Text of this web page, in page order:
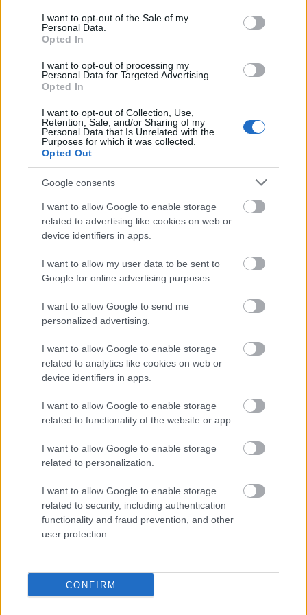
consent section.
I want to opt-out of the Sale of my
Personal Data.
Opted In
I want to opt-out of processing my
Personal Data for Targeted Advertising.
Opted In
I want to opt-out of Collection, Use,
Retention, Sale, and/or Sharing of my
Personal Data that Is Unrelated with the
Purposes for which it was collected.
Opted Out
Google consents
I want to allow Google to enable storage
related to advertising like cookies on web or
device identifiers in apps.
I want to allow my user data to be sent to
Google for online advertising purposes.
I want to allow Google to send me
personalized advertising.
I want to allow Google to enable storage
related to analytics like cookies on web or
device identifiers in apps.
I want to allow Google to enable storage
related to functionality of the website or app.
I want to allow Google to enable storage
related to personalization.
I want to allow Google to enable storage
related to security, including authentication
functionality and fraud prevention, and other
user protection.
CONFIRM
Egy késő középkori segítőszent:
Szent Borbála
nemzetikonyvtar•2021. december 04.
Ki ne emlékezne Jókai Mór Az aranyember című
regényének festői nyitófejezeteiben a Vaskapu
veszedelmein Timár Mihály ügyességének és
találékonyságának köszönhetően szerencsésen
átjutó teherszállító hajóra, a Szent Borbálára? A
rövid leírás, amely bemutatja a hajó névadójának
képét, előrevetíti az…
Karacs Ferenc, a magyar
térképmetsző születése 250.
A rézmetsző I.
nemzetikonyvtar•2020. június 29.